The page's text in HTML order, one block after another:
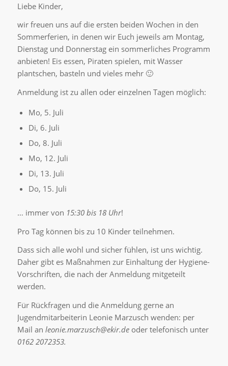
Liebe Kinder,
wir freuen uns auf die ersten beiden Wochen in den
Sommerferien, in denen wir Euch jeweils am Montag,
Dienstag und Donnerstag ein sommerliches Programm
anbieten! Eis essen, Piraten spielen, mit Wasser
plantschen, basteln und vieles mehr 🙂
Anmeldung ist zu allen oder einzelnen Tagen möglich:
Mo, 5. Juli
Di, 6. Juli
Do, 8. Juli
Mo, 12. Juli
Di, 13. Juli
Do, 15. Juli
… immer von 15:30 bis 18 Uhr!
Pro Tag können bis zu 10 Kinder teilnehmen.
Dass sich alle wohl und sicher fühlen, ist uns wichtig.
Daher gibt es Maßnahmen zur Einhaltung der Hygiene-
Vorschriften, die nach der Anmeldung mitgeteilt
werden.
Für Rückfragen und die Anmeldung gerne an
Jugendmitarbeiterin Leonie Marzusch wenden: per
Mail an leonie.marzusch@ekir.deoder telefonisch unter
0162 2072353.